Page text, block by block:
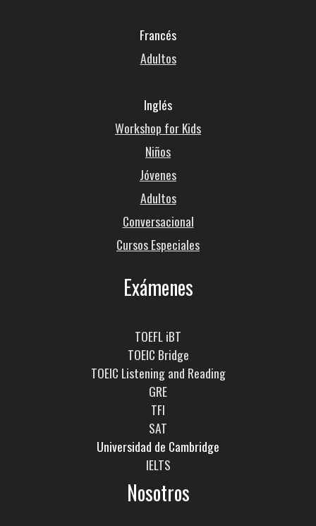
Francés
Adultos
Inglés
Workshop for Kids
Niños
Jóvenes
Adultos
Conversacional
Cursos Especiales
Exámenes
TOEFL iBT
TOEIC Bridge
TOEIC Listening and Reading
GRE
TFI
SAT
Universidad de Cambridge
IELTS
Nosotros